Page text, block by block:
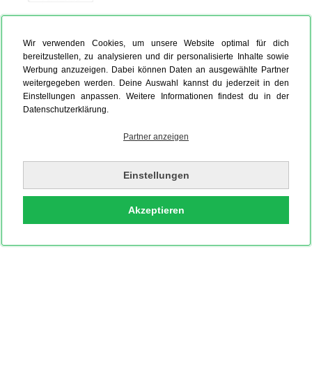
Wir verwenden Cookies, um unsere Website optimal für dich
bereitzustellen, zu analysieren und dir personalisierte Inhalte sowie
Werbung anzuzeigen. Dabei können Daten an ausgewählte Partner
weitergegeben werden. Deine Auswahl kannst du jederzeit in den
Einstellungen anpassen. Weitere Informationen findest du in der
Datenschutzerklärung.
Partner anzeigen
Einstellungen
Akzeptieren
Foto auf Leinwand Hardcover Fotobuch Fotokalender